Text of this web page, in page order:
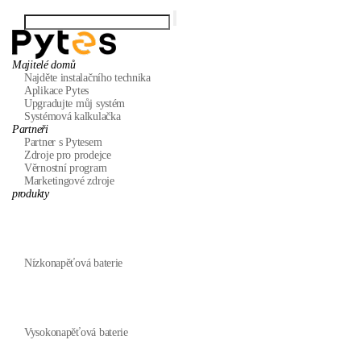
Majitelé domů
Najděte instalačního technika
Aplikace Pytes
Upgradujte můj systém
Systémová kalkulačka
Partneři
Partner s Pytesem
Zdroje pro prodejce
Věrnostní program
Marketingové zdroje
produkty
Nízkonapěťová baterie
Vysokonapěťová baterie